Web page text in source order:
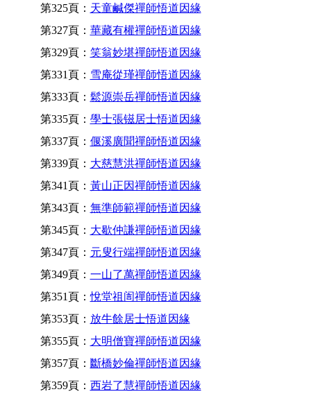
第325頁： 天童鹹傑禪師悟道因緣
第327頁： 華藏有權禪師悟道因緣
第329頁： 笑翁妙堪禪師悟道因緣
第331頁： 雪庵從瑾禪師悟道因緣
第333頁： 鬆源崇岳禪師悟道因緣
第335頁： 學士張镃居士悟道因緣
第337頁： 偃溪廣聞禪師悟道因緣
第339頁： 大慈慧洪禪師悟道因緣
第341頁： 黃山正因禪師悟道因緣
第343頁： 無準師範禪師悟道因緣
第345頁： 大歇仲謙禪師悟道因緣
第347頁： 元叟行端禪師悟道因緣
第349頁： 一山了萬禪師悟道因緣
第351頁：悅堂祖訚禪師悟道因緣
第353頁： 放牛餘居士悟道因緣
第355頁： 大明僧寶禪師悟道因緣
第357頁： 斷橋妙倫禪師悟道因緣
第359頁： 西岩了慧禪師悟道因緣